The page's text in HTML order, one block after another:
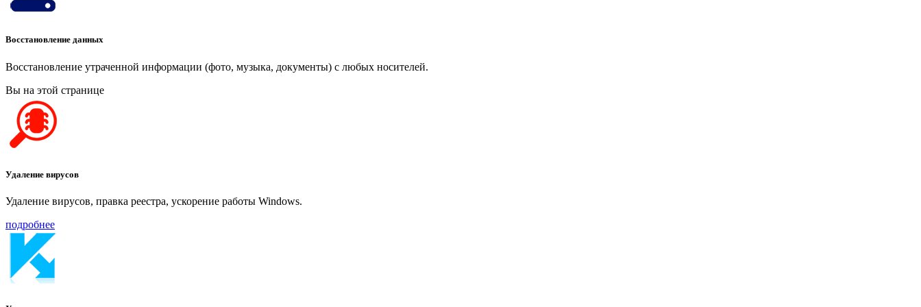
Восстановление данных
Восстановление утраченной информации (фото, музыка, документы) с любых носителей.
Вы на этой странице
Удаление вирусов
Удаление вирусов, правка реестра, ускорение работы Windows.
подробнее